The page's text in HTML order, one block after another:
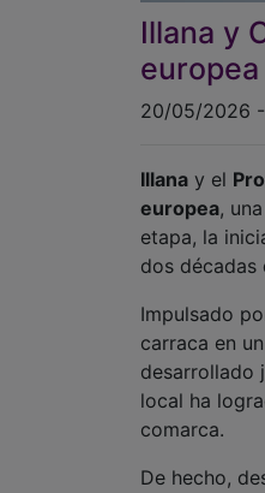
Illana y
20/05/2026
Illana y el
europea,
etapa, la
dos décadas
Impulsado
carraca en
desarrollado
local ha
comarca.
De hecho,